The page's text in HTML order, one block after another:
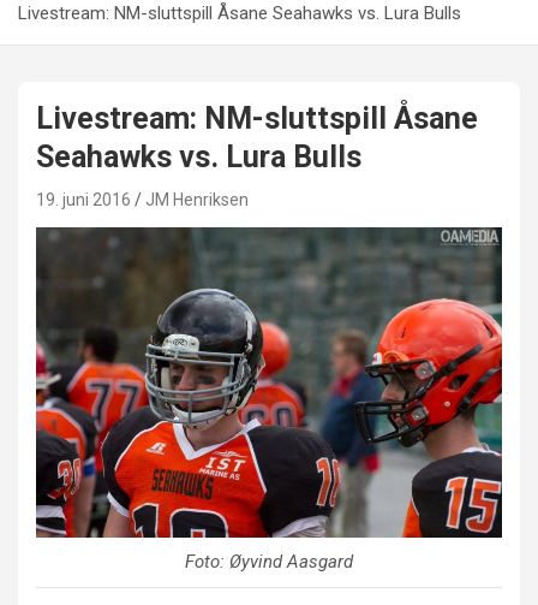
Livestream: NM-sluttspill Åsane Seahawks vs. Lura Bulls
Livestream: NM-sluttspill Åsane
Seahawks vs. Lura Bulls
19. juni 2016 JM Henriksen
Foto: Øyvind Aasgard